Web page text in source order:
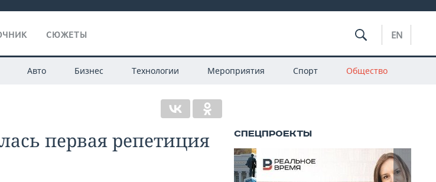
СЮЖЕТЫ EN
Авто Бизнес Технологии Мероприятия Спорт Общество
первая репетиция